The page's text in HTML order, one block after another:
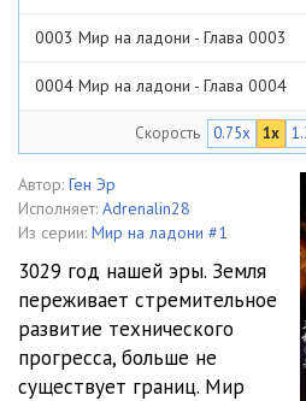
0003 Мир на ладони - Глава 0003
0004 Мир на ладони - Глава 0004
0005 Мир на ладони - Глава 0005
0006 Мир на ладони - Глава 0006
0007 Мир на ладони - Глава 0007
0008 Мир на ладони - Глава 0008
0009 Мир на ладони - Глава 0009
0010 Мир на ладони - Глава 0010
Скорость 0.75x 1x
Автор: Ген Эр
Исполняет: Adrenalin28
Из серии: Мир на ладони #1
3029 год нашей эры. Земля
переживает стремительное
развитие технического
прогресса, больше не
существует границ. Мир